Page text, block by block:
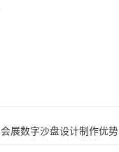
会展数字沙盘设计制作优势